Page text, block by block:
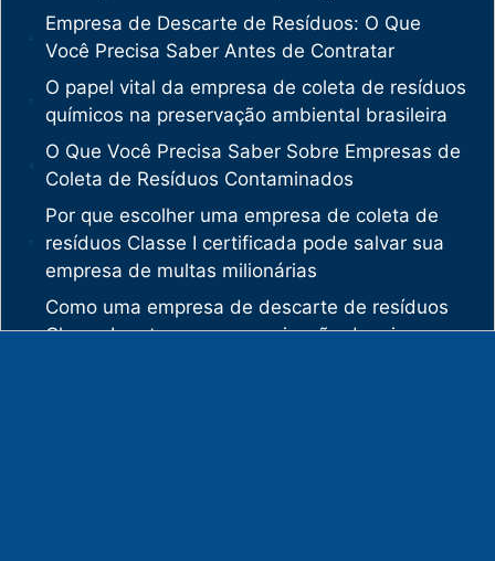
Empresa de Descarte de Resíduos: O Que
Você Precisa Saber Antes de Contratar
O papel vital da empresa de coleta de resíduos
químicos na preservação ambiental brasileira
O Que Você Precisa Saber Sobre Empresas de
Coleta de Resíduos Contaminados
Por que escolher uma empresa de coleta de
resíduos Classe I certificada pode salvar sua
empresa de multas milionárias
Como uma empresa de descarte de resíduos
Classe I protege sua organização de crimes